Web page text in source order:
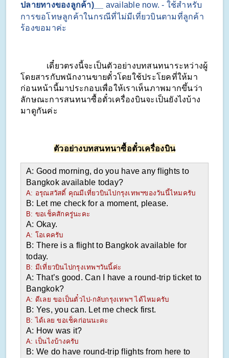
ปลายทางของลูกค้า)__
available now. - ใช้สำหรับ
การขอโทษลูกค้าในกรณีที่ไม่มีเที่ยวบินตามที่ลูกค้า
ร้องขอมาค่ะ
เดี๋ยวตรงนี้จะเป็นตัวอย่างบทสนทนาระหว่างผู้
โดยสารกับพนักงานขายตั๋วโดยใช้ประโยคที่ให้มา
ก่อนหน้านี้มาประกอบเพื่อให้เราเห็นภาพมากขึ้นว่า
ลักษณะการสนทนาซื้อตั๋วเครื่องบินจะเป็นยังไงบ้าง
มาดูกันค่ะ
ตัวอย่างบทสนทนาซื้อตั๋วเครื่องบิน
A: Good morning, do you have any flights to
Bangkok available today?
A: อรุณสวัสดิ์ คุณมีเที่ยวบินไปกรุงเทพฯของวันนี้ไหมครับ
B: Let me check for a moment, please.
B: ขอเช็คสักครู่นะคะ
A: Okay.
A: โอเคครับ
B: There is a flight to Bangkok available for
today.
B: มีเที่ยวบินไปกรุงเทพฯวันนี้ค่ะ
A: That’s good. Can I have a round-trip ticket to
Bangkok?
A: ดีเลย ขอเป็นตั๋วไป-กลับกรุงเทพฯ ได้ไหมครับ
B: Yes, you can. Let me check first.
B: ได้เลย ขอเช็คก่อนนะคะ
A: How was it?
A: เป็นไงบ้างครับ
B: We do have round-trip flights from here to